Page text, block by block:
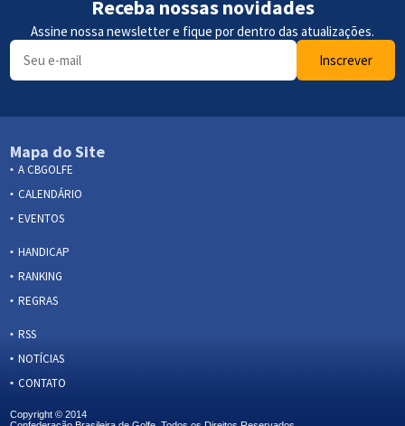
Receba nossas novidades
Assine nossa newsletter e fique por dentro das atualizações.
Inscrever
Mapa do Site
A CBGOLFE
CALENDÁRIO
EVENTOS
HANDICAP
RANKING
REGRAS
RSS
NOTÍCIAS
CONTATO
Copyright © 2014